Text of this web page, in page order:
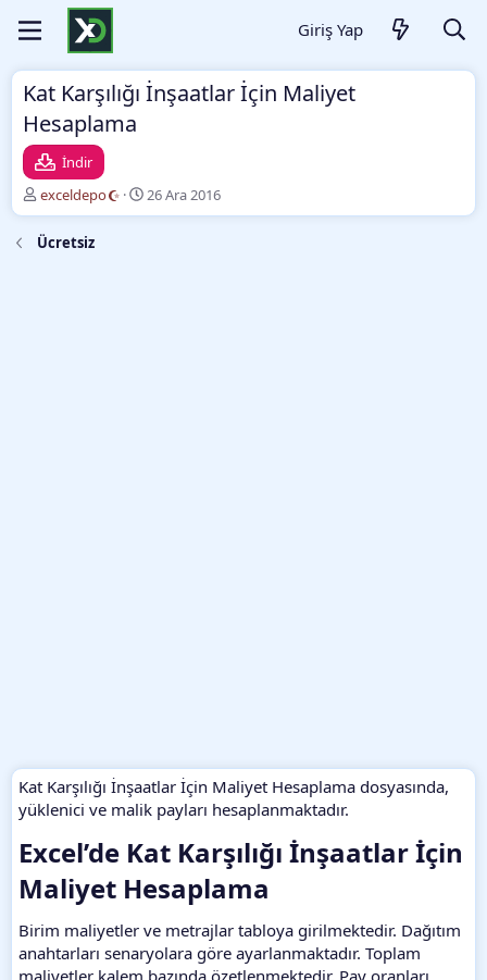
Giriş Yap
Kat Karşılığı İnşaatlar İçin Maliyet
Hesaplama
İndir
Y
a
z
a
exceldepo
O
l
26 Ara 2016
Ücretsiz
Kat Karşılığı İnşaatlar İçin Maliyet Hesaplama dosyasında,
yüklenici ve malik payları hesaplanmaktadır.
Excel’de Kat Karşılığı İnşaatlar İçin
Maliyet Hesaplama​
Birim maliyetler ve metrajlar tabloya girilmektedir. Dağıtım
anahtarları senaryolara göre ayarlanmaktadır. Toplam
maliyetler kalem bazında özetlenmektedir. Pay oranları